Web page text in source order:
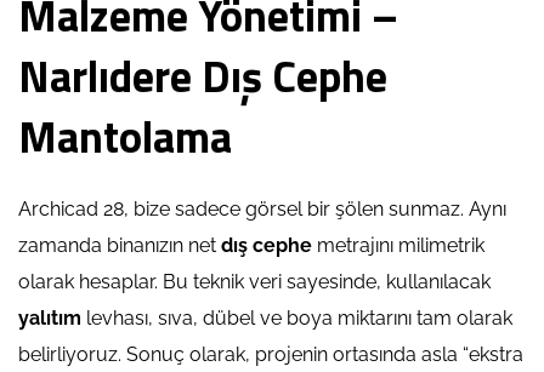
Malzeme Yönetimi –
Narlıdere Dış Cephe
Mantolama
Archicad 28, bize sadece görsel bir şölen sunmaz. Aynı
zamanda binanızın net dış cephe metrajını milimetrik
olarak hesaplar. Bu teknik veri sayesinde, kullanılacak
yalıtım levhası, sıva, dübel ve boya miktarını tam olarak
belirliyoruz. Sonuç olarak, projenin ortasında asla “ekstra